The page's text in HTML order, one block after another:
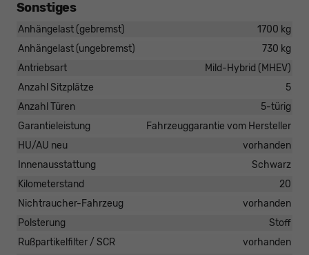
Sonstiges
Anhängelast (gebremst)
1700 kg
Anhängelast (ungebremst)
730 kg
Antriebsart
Mild-Hybrid (MHEV)
Anzahl Sitzplätze
5
Anzahl Türen
5-türig
Garantieleistung
Fahrzeuggarantie vom Hersteller
HU/AU neu
vorhanden
Innenausstattung
Schwarz
Kilometerstand
20
Nichtraucher-Fahrzeug
vorhanden
Polsterung
Stoff
Rußpartikelfilter / SCR
vorhanden